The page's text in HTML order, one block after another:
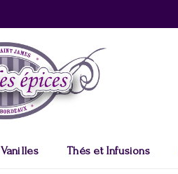
Vanilles Thés et Infusions